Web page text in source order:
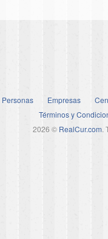
Personas Empresas
Términos y
2026 © RealCur.com.